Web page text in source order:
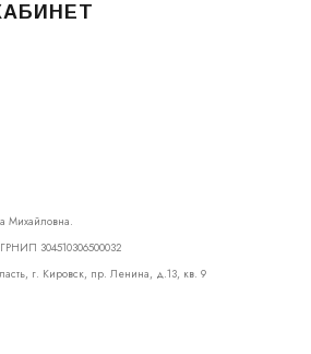
Михайловна.
304510306500032
г. Кировск, пр. Ленина, д.13, кв. 9